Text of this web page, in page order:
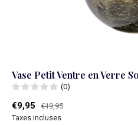
Vase Petit Ventre en Verre
(0)
€9,95
€19,95
Taxes incluses